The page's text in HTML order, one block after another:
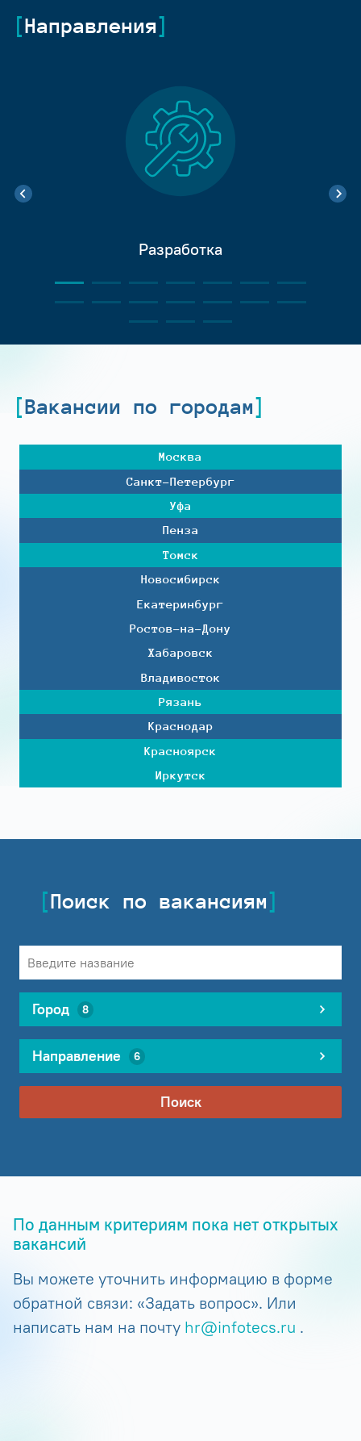
Направления
Разработка
Вакансии по городам
Москва
Санкт-Петербург
Уфа
Пенза
Томск
Новосибирск
Екатеринбург
Ростов-на-Дону
Хабаровск
Владивосток
Рязань
Краснодар
Красноярск
Иркутск
Поиск по вакансиям
Город 8
Направление 6
Поиск
По данным критериям пока нет открытых
вакансий
Вы можете уточнить информацию в форме
обратной связи: «Задать вопрос». Или
написать нам на почту hr@infotecs.ru .